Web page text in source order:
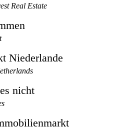
Real Estate
Niederlande
nicht